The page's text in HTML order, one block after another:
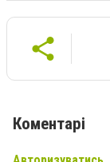
Коментарі